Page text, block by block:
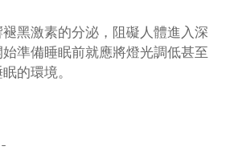
黑激素的分泌，阻礙人體進入深
準備睡眠前就應將燈光調低甚至
的環境。